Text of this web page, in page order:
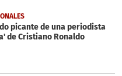
picante de una periodista
de Cristiano Ronaldo